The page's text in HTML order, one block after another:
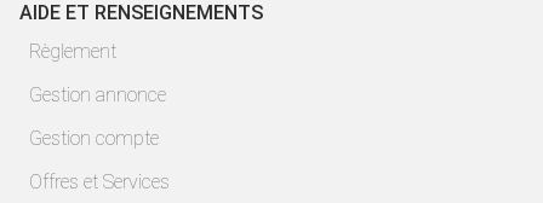
AIDE ET RENSEIGNEMENTS
Règlement
Gestion annonce
Gestion compte
Offres et Services